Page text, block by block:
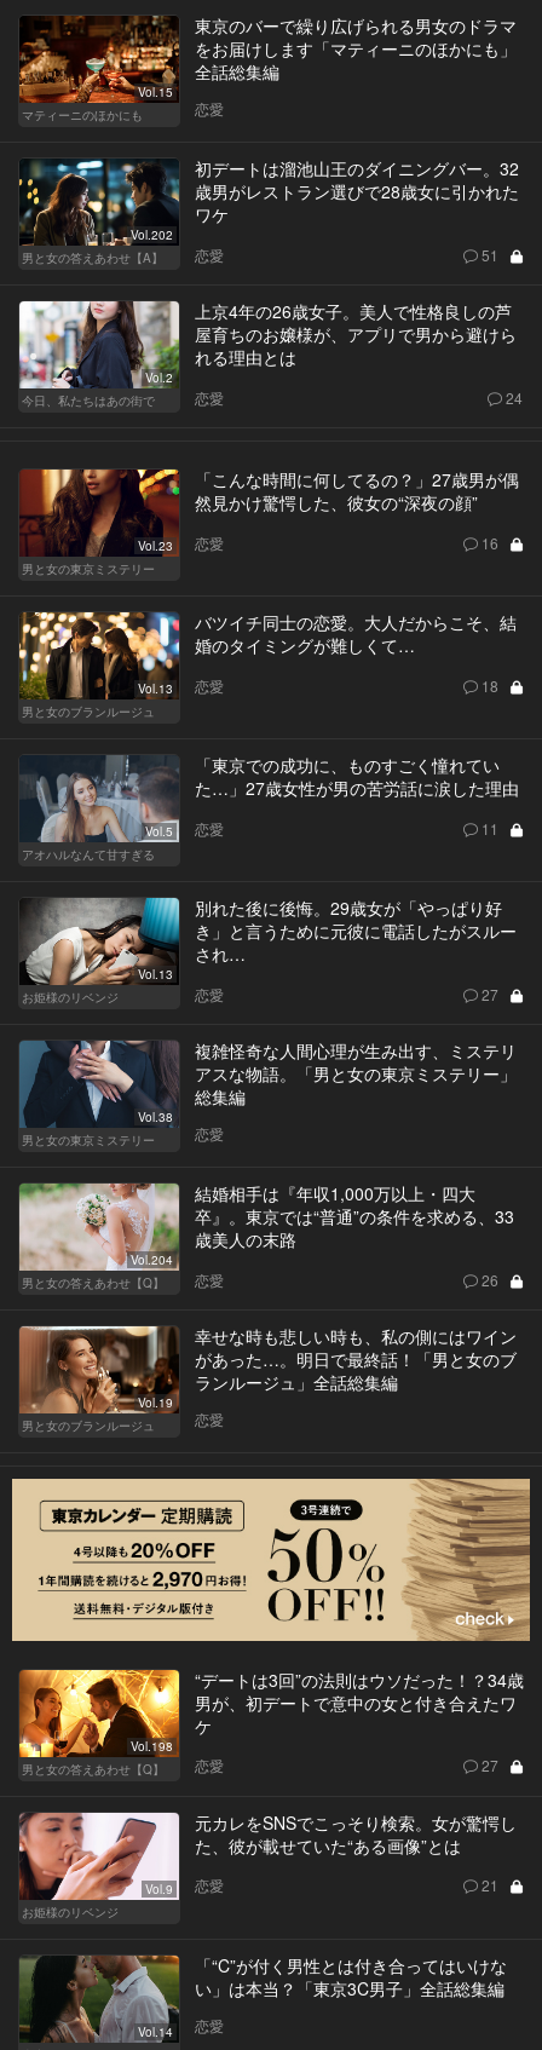
Vol.15
マティーニのほかにも
東京のバーで繰り広げられる男女のドラマ
をお届けします「マティーニのほかにも」
全話総集編
恋愛
Vol.202
男と女の答えあわせ【A】
初デートは溜池山王のダイニングバー。32
歳男がレストラン選びで28歳女に引かれた
ワケ
恋愛 51
Vol.2
今日、私たちはあの街で
上京4年の26歳女子。美人で性格良しの芦
屋育ちのお嬢様が、アプリで男から避けら
れる理由とは
恋愛 24
Vol.23
男と女の東京ミステリー
「こんな時間に何してるの？」27歳男が偶
然見かけ驚愕した、彼女の“深夜の顔”
恋愛 16
Vol.13
男と女のブランルージュ
バツイチ同士の恋愛。大人だからこそ、結
婚のタイミングが難しくて…
恋愛 18
Vol.5
アオハルなんて甘すぎる
「東京での成功に、ものすごく憧れてい
た…」27歳女性が男の苦労話に涙した理由
恋愛 11
Vol.13
お姫様のリベンジ
別れた後に後悔。29歳女が「やっぱり好
き」と言うために元彼に電話したがスルー
され…
恋愛 27
Vol.38
男と女の東京ミステリー
複雑怪奇な人間心理が生み出す、ミステリ
アスな物語。「男と女の東京ミステリー」
総集編
恋愛
Vol.204
男と女の答えあわせ【Q】
結婚相手は『年収1,000万以上・四大
卒』。東京では“普通”の条件を求める、33
歳美人の末路
恋愛 26
Vol.19
男と女のブランルージュ
幸せな時も悲しい時も、私の側にはワイン
があった…。明日で最終話！「男と女のブ
ランルージュ」全話総集編
恋愛
Vol.198
男と女の答えあわせ【Q】
“デートは3回”の法則はウソだった！？34歳
男が、初デートで意中の女と付き合えたワ
ケ
恋愛 27
Vol.9
お姫様のリベンジ
元カレをSNSでこっそり検索。女が驚愕し
た、彼が載せていた“ある画像”とは
恋愛 21
Vol.14
「“C”が付く男性とは付き合ってはいけな
い」は本当？「東京3C男子」全話総集編
恋愛